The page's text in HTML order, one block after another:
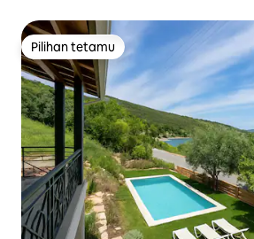
Pilihan tetamu
Pilihan tetamu